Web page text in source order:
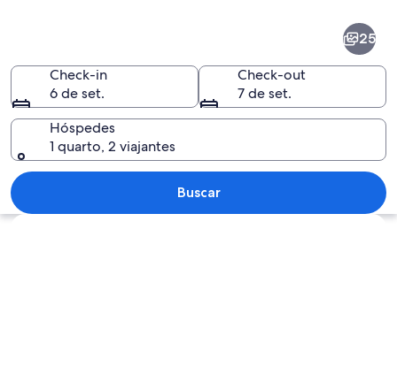
Uma rua estreita com edifícios
25
Check-in
6 de set.
Check-out
7 de set.
Hóspedes
1 quarto, 2 viajantes
Buscar
Explorar mapa